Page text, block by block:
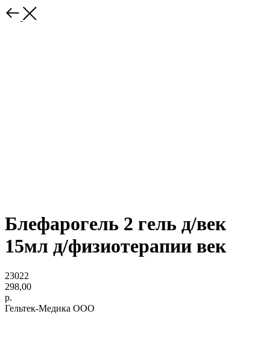
Блефарогель 2 гель д/век
15мл д/физиотерапии век
23022
298,00
р.
Гельтек-Медика ООО